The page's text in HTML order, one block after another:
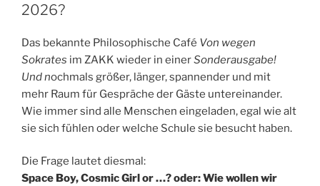
2026?
Das bekannte Philosophische Café Von wegen
Sokrates im ZAKK wieder in einerSonderausgabe!
Und nochmals größer, länger, spannender und mit
mehr Raum für Gespräche der Gäste untereinander.
Wie immer sind alle Menschen eingeladen, egal wie alt
sie sich fühlen oder welche Schule sie besucht haben.
Die Frage lautet diesmal:
Space Boy, Cosmic Girl or …? oder: Wie wollen wir